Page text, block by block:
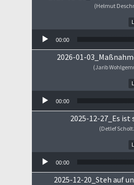
(Helmut
00:00
2026-01-
(Jarib
00:00
2025-12-27_Es ist
(Detlef
00:00
2025-12-20_Steh auf